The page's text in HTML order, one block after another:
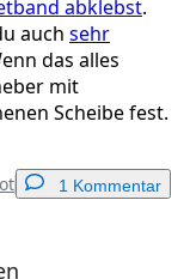
abklebst.
auch sehr
das alles
mit
Scheibe fest.
1 Kommentar